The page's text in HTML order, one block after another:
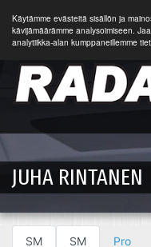
Käytämme evästeitä sisällön ja
kävijämäärämme analysoimiseen.
analytiikka-alan kumppaneillemme
JUHA RINTANEN
SM SM Pro